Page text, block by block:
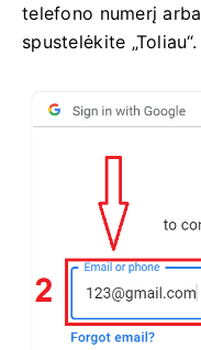
telefono numerį
spustelėkite „Toliau“.